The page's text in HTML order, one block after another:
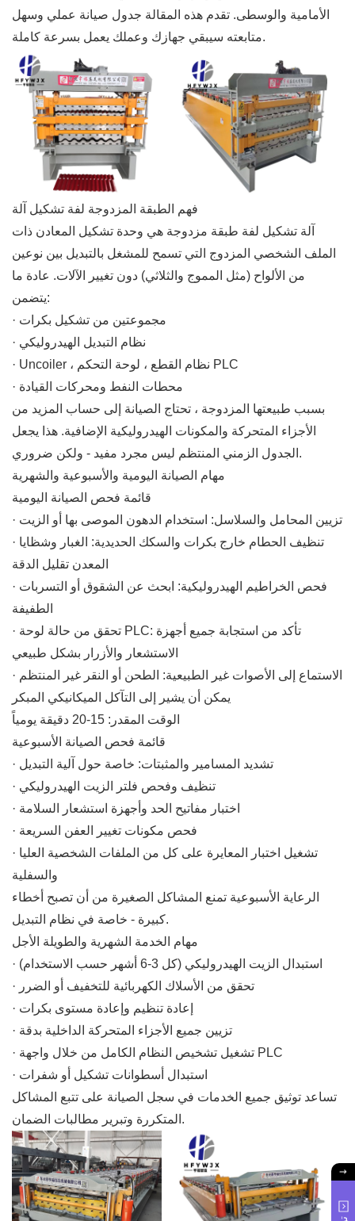
الأمامية والوسطى. تقدم هذه المقالة جدول صيانة عملي وسهل
متابعته سيبقي جهازك وعملك يعمل بسرعة كاملة.
فهم الطبقة المزدوجة لفة تشكيل آلة
آلة تشكيل لفة طبقة مزدوجة هي وحدة تشكيل المعادن ذات
الملف الشخصي المزدوج التي تسمح للمشغل بالتبديل بين نوعين
من الألواح (مثل المموج والثلاثي) دون تغيير الآلات. عادة ما
يتضمن:
· مجموعتين من تشكيل بكرات
· نظام التبديل الهيدروليكي
· Uncoiler ، نظام القطع ، لوحة التحكم PLC
· محطات النفط ومحركات القيادة
بسبب طبيعتها المزدوجة ، تحتاج الصيانة إلى حساب المزيد من
الأجزاء المتحركة والمكونات الهيدروليكية الإضافية. هذا يجعل
الجدول الزمني المنتظم ليس مجرد مفيد - ولكن ضروري.
مهام الصيانة اليومية والأسبوعية والشهرية
قائمة فحص الصيانة اليومية
· تزيين المحامل والسلاسل: استخدام الدهون الموصى بها أو الزيت
· تنظيف الحطام خارج بكرات والسكك الحديدية: الغبار وشظايا
المعدن تقليل الدقة
· فحص الخراطيم الهيدروليكية: ابحث عن الشقوق أو التسربات
الطفيفة
· تحقق من حالة لوحة PLC: تأكد من استجابة جميع أجهزة
الاستشعار والأزرار بشكل طبيعي
· الاستماع إلى الأصوات غير الطبيعية: الطحن أو النقر غير المنتظم
يمكن أن يشير إلى التآكل الميكانيكي المبكر
الوقت المقدر: 15-20 دقيقة يومياً
قائمة فحص الصيانة الأسبوعية
· تشديد المسامير والمثبتات: خاصة حول آلية التبديل
· تنظيف وفحص فلتر الزيت الهيدروليكي
· اختبار مفاتيح الحد وأجهزة استشعار السلامة
· فحص مكونات تغيير العفن السريعة
· تشغيل اختبار المعايرة على كل من الملفات الشخصية العليا
والسفلية
الرعاية الأسبوعية تمنع المشاكل الصغيرة من أن تصبح أخطاء
كبيرة - خاصة في نظام التبديل.
مهام الخدمة الشهرية والطويلة الأجل
· استبدال الزيت الهيدروليكي (كل 3-6 أشهر حسب الاستخدام)
· تحقق من الأسلاك الكهربائية للتخفيف أو الضرر
· إعادة تنظيم وإعادة مستوى بكرات
· تزيين جميع الأجزاء المتحركة الداخلية بدقة
· تشغيل تشخيص النظام الكامل من خلال واجهة PLC
· استبدال أسطوانات تشكيل أو شفرات
تساعد توثيق جميع الخدمات في سجل الصيانة على تتبع المشاكل
المتكررة وتبرير مطالبات الضمان.